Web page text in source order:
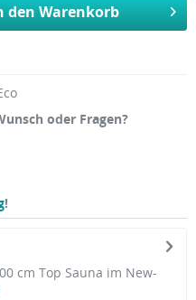
den Warenkorb
oder Fragen?
!
cm Top Sauna im New-